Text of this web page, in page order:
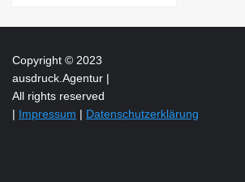
Copyright © 2023
ausdruck.Agentur |
All rights reserved
| Impressum | Datenschutzerklärung